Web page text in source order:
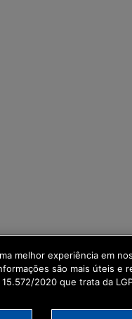
melhor experiência em
são mais úteis e
2020 que trata da